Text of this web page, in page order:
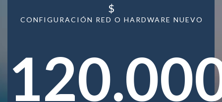
CONFIGURACIÓN RED O HARDWARE NUEVO
$